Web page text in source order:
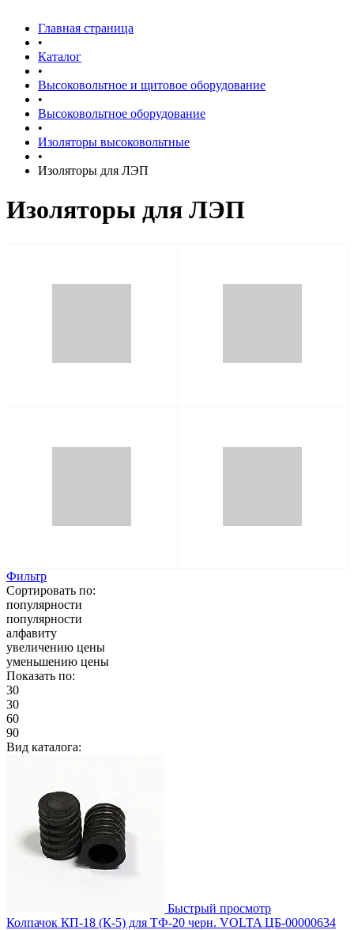
Главная страница
•
Каталог
•
Высоковольтное и щитовое оборудование
•
Высоковольтное оборудование
•
Изоляторы высоковольтные
•
Изоляторы для ЛЭП
Изоляторы для ЛЭП
Фильтр
Сортировать по:
популярности
популярности
алфавиту
увеличению цены
уменьшению цены
Показать по:
30
30
60
90
Вид каталога:
Быстрый просмотр
Колпачок КП-18 (К-5) для ТФ-20 черн. VOLTA ЦБ-00000634